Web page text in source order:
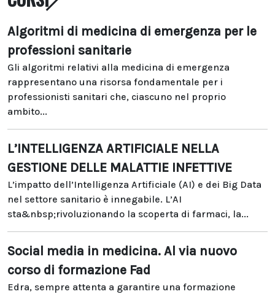
Algoritmi di medicina di emergenza per le
professioni sanitarie
Gli algoritmi relativi alla medicina di emergenza
rappresentano una risorsa fondamentale per i
professionisti sanitari che, ciascuno nel proprio
ambito...
L’INTELLIGENZA ARTIFICIALE NELLA
GESTIONE DELLE MALATTIE INFETTIVE
L’impatto dell’Intelligenza Artificiale (AI) e dei Big Data
nel settore sanitario è innegabile. L’AI
sta&nbsp;rivoluzionando la scoperta di farmaci, la...
Social media in medicina. Al via nuovo
corso di formazione Fad
Edra, sempre attenta a garantire una formazione